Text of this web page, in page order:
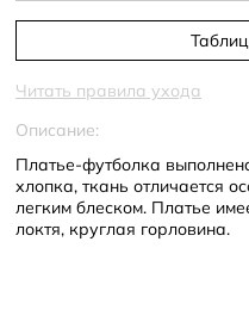
Читать правила ухода
Описание:
Платье-футболка
хлопка, ткань отличается
легким блеском. Платье
локтя, круглая горловина.